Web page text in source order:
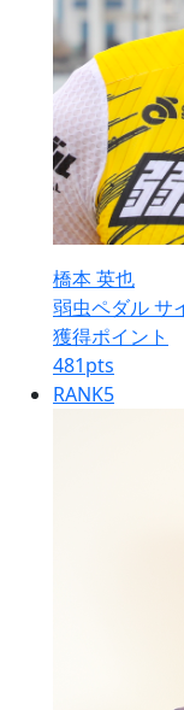
橋本 英也
弱虫ペダル サ
獲得ポイント
481pts
RANK5